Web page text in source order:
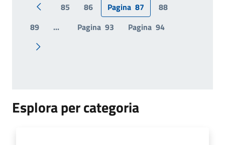
Pagina precedente
85 86 Pagina 87
88
89
... Pagina 93 Pagina 94
Pagina successiva
Esplora per categoria